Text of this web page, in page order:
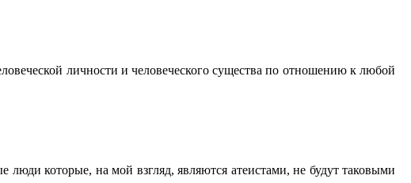
личности и человеческого существа по отношению к любой
которые, на мой взгляд, являются атеистами, не будут таковыми